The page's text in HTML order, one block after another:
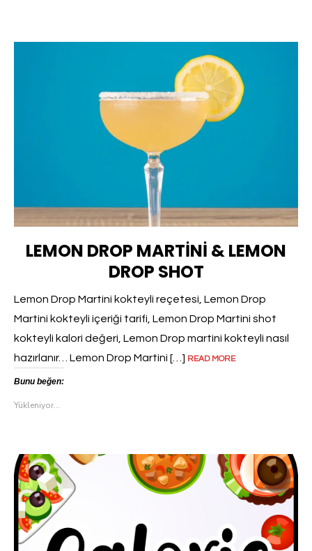
LEMON DROP MARTINI & LEMON
DROP SHOT
Lemon Drop Martini kokteyli reçetesi, Lemon Drop
Martini kokteyli içeriği tarifi, Lemon Drop Martini shot
kokteyli kalori değeri, Lemon Drop martini kokteyli nasıl
hazırlanır… Lemon Drop Martini […] READ MORE
Bunu beğen:
Yükleniyor...